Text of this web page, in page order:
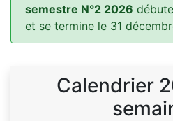
semestre N°2 2026
et se termine le 31
Calendrier